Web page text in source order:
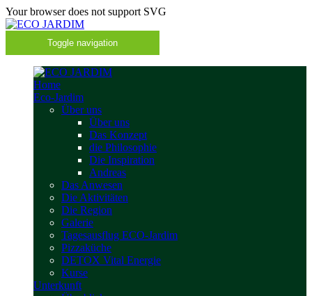
Your browser does not support SVG
Toggle navigation
Home
Eco-Jardim
Über uns
Über uns
Das Konzept
die Philosophie
Die Inspiration
Andreas
Das Anwesen
Die Aktivitäten
Die Region
Galerie
Tagesausflug ECO-Jardim
Pizzaküche
DETOX Vital Energie
Kurse
Unterkunft